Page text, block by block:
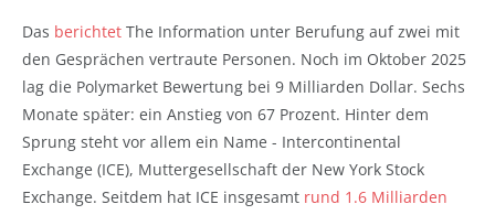
Das berichtet The Information unter Berufung auf zwei mit
den Gesprächen vertraute Personen. Noch im Oktober 2025
lag die Polymarket Bewertung bei 9 Milliarden Dollar. Sechs
Monate später: ein Anstieg von 67 Prozent. Hinter dem
Sprung steht vor allem ein Name - Intercontinental
Exchange (ICE), Muttergesellschaft der New York Stock
Exchange. Seitdem hat ICE insgesamt rund 1.6 Milliarden